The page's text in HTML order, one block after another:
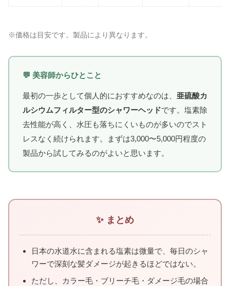
※価格は目安です。製品により異なります。
💬 美容師からひとこと
最初の一歩として個人的におすすめなのは、 亜硫酸カ
ルシウムフィルター型のシャワーヘッドです。塩素除
去性能が高く、水圧も落ちにくいものが多いのでスト
レスなく続けられます。まずは3,000〜5,000円程度の
製品から試してみるのがよいと思います。
✨ まとめ
日本の水道水に含まれる塩素は微量で、毎日のシャ
ワーで深刻な髪ダメージが起きるほどではない。
ただし、カラー毛・ブリーチ毛・ダメージ毛の場合